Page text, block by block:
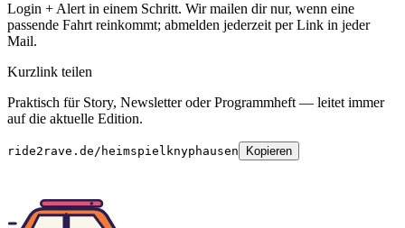
Login + Alert in einem Schritt. Wir mailen dir nur, wenn eine
passende Fahrt reinkommt; abmelden jederzeit per Link in jeder
Mail.
Kurzlink teilen
Praktisch für Story, Newsletter oder Programmheft — leitet immer
auf die aktuelle Edition.
ride2rave.de/heimspielknyphausen Kopieren